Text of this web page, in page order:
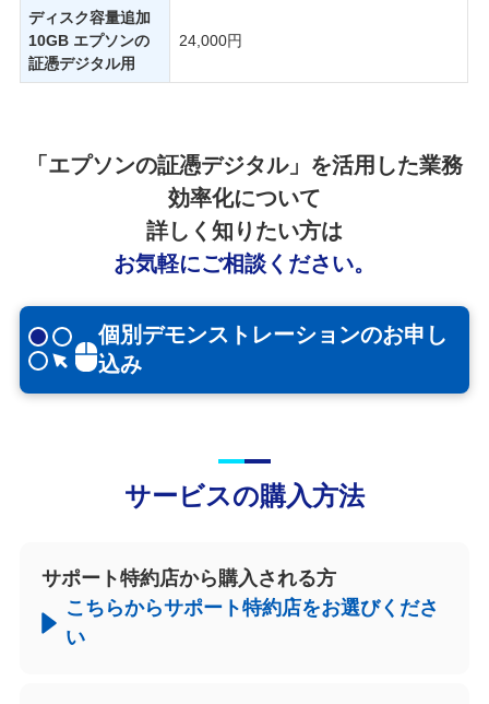
ディスク容量追加
10GB エプソンの
証憑デジタル用
24,000円
「エプソンの証憑デジタル」を活用した業務
効率化について
詳しく知りたい方は
お気軽にご相談ください。
個別デモンストレーションのお申し
込み
サービスの購入方法
サポート特約店から購入される方
こちらからサポート特約店をお選びくださ
い